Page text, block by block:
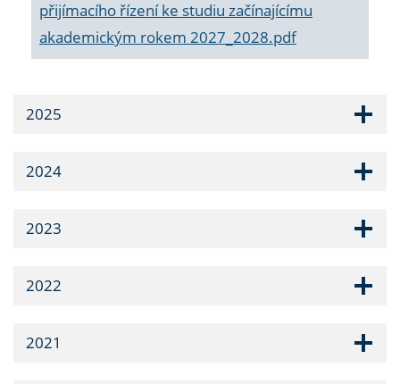
přijímacího řízení ke studiu začínajícímu
akademickým rokem 2027_2028.pdf
2025
2024
2023
2022
2021